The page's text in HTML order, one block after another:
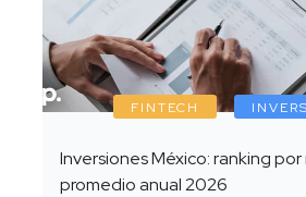
FINTECH
Inversiones México: ranking
promedio anual 2026